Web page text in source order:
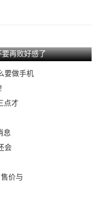
再败好感了
要做手机
点才
息
会
价与